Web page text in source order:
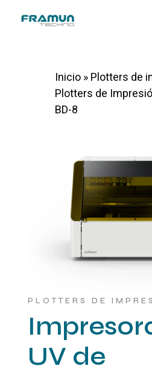
Inicio»Plotters de
Plotters de
BD-8
PLOTTERS DE
UV de